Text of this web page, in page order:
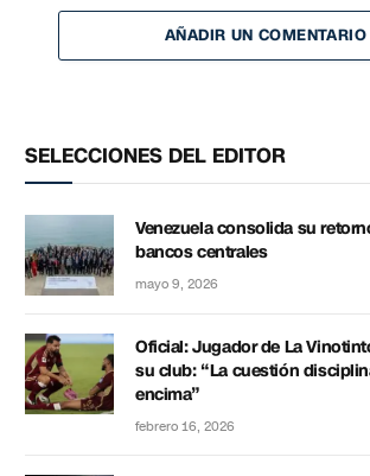
AÑADIR UN COMENTARIO
SELECCIONES DEL EDITOR
Venezuela consolida su
bancos centrales
mayo 9, 2026
Oficial: Jugador de La
su club: “La cuestión
encima”
febrero 16, 2026